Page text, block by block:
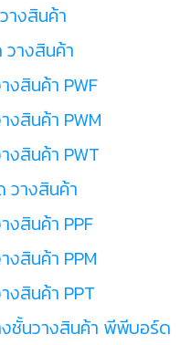
างสินค้า
างสินค้า
งสินค้า PWF
งสินค้า PWM
งสินค้า PWT
างสินค้า
งสินค้า PPF
งสินค้า PPM
งสินค้า PPT
งชั้นวางสินค้า พีพีบอร์ด